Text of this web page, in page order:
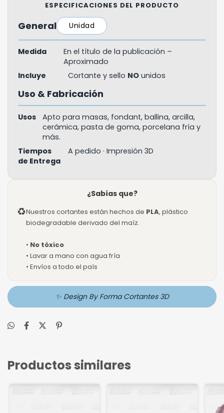
ESPECIFICACIONES DEL PRODUCTO
General Unidad
Medida
En el título de la publicación –
Aproximado
Incluye
Cortante y sello NO unidos
Uso & Fabricación
Usos
Apto para masas, fondant, ballina, arcilla,
cerámica, pasta de goma, porcelana fría y
más.
Tiempos
de Entrega
A pedido · Impresión 3D
¿Sabías que?
♻Nuestros cortantes están hechos de PLA, plástico
biodegradable derivado del maíz.
• No tóxico
• Lavar a mano con agua fría
• Envíos a todo el país
✨ Design By Forma Cortantes 3D
Productos similares